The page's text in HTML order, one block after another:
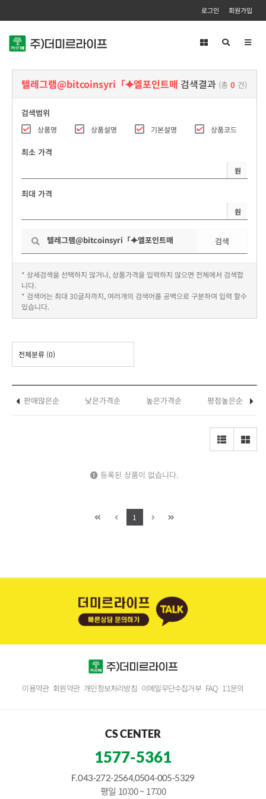
로그인 회원가입
텔레그램@bitcoinsyri「⯌엘포인트매 검색결과 (총 0 건)
검색범위
상품명 상품설명 기본설명 상품코드
최소 가격
원
최대 가격
원
검색
* 상세검색을 선택하지 않거나, 상품가격을 입력하지 않으면 전체에서 검색합
니다.
* 검색어는 최대 30글자까지, 여러개의 검색어를 공백으로 구분하여 입력 할수
있습니다.
전체분류 (0)
판매많은순 낮은가격순 높은가격순 평점높은순
등록된 상품이 없습니다.
1
이용약관 회원약관 개인정보처리방침 이메일무단수집거부 FAQ 1:1문의
CS CENTER
1577-5361
F. 043-272-2564,0504-005-5329
평일 10:00 ~ 17:00